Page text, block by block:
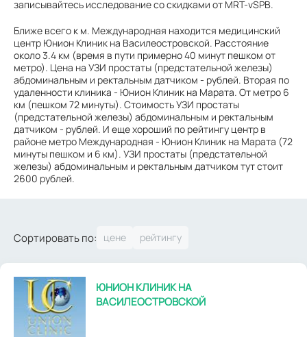
записывайтесь исследование со скидками от MRT-vSPB.
Ближе всего к м. Международная находится медицинский
центр Юнион Клиник на Василеостровской. Расстояние
около 3.4 км (время в пути примерно 40 минут пешком от
метро). Цена на УЗИ простаты (предстательной железы)
абдоминальным и ректальным датчиком - рублей. Вторая по
удаленности клиника - Юнион Клиник на Марата. От метро 6
км (пешком 72 минуты). Стоимость УЗИ простаты
(предстательной железы) абдоминальным и ректальным
датчиком - рублей. И еще хороший по рейтингу центр в
районе метро Международная - Юнион Клиник на Марата (72
минуты пешком и 6 км). УЗИ простаты (предстательной
железы) абдоминальным и ректальным датчиком тут стоит
2600 рублей.
Сортировать по:
ЮНИОН КЛИНИК НА
ВАСИЛЕОСТРОВСКОЙ